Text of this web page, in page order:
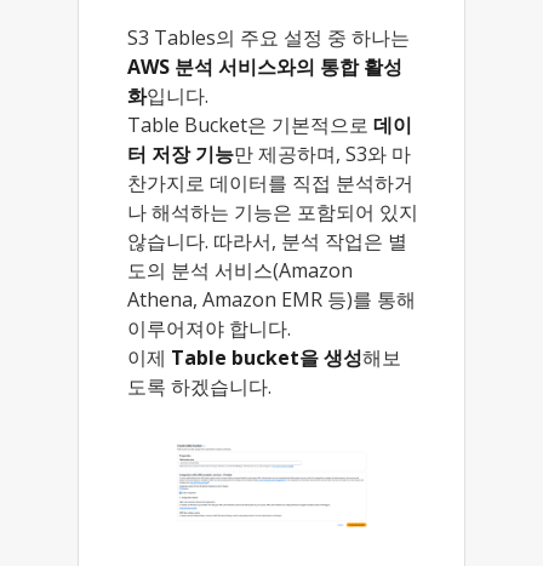
S3 Tables의 주요 설정 중 하나는
AWS 분석 서비스와의 통합 활성
화입니다.
Table Bucket은 기본적으로 데이
터 저장 기능만 제공하며, S3와 마
찬가지로 데이터를 직접 분석하거
나 해석하는 기능은 포함되어 있지
않습니다. 따라서, 분석 작업은 별
도의 분석 서비스(Amazon
Athena, Amazon EMR 등)를 통해
이루어져야 합니다.
이제 Table bucket을 생성해보
도록 하겠습니다.